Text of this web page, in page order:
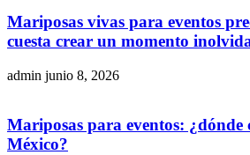
Mariposas vivas para eventos
cuesta crear un momento
admin junio 8, 2026
Mariposas para eventos: ¿dónde
México?